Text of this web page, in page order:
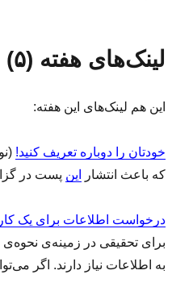
لینک‌های هفته (۵)
این هم لینک‌های این هفته:
خودتان را دوباره تعریف کنید!
که باعث انتشار
این پست در
درخواست اطلاعات برای یک
برای تحقیقی در زمینه‌ی
به اطلاعات نیاز دارند. اگر